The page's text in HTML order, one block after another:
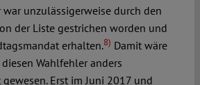
war unzulässigerweise durch den
der Liste gestrichen worden und
erhalten.8) Damit wäre
Wahlfehler anders
Erst im Juni 2017 und